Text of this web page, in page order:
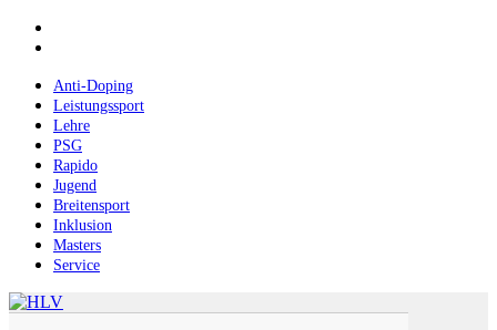
Skip
contentAnti-Doping
Leistungssport
Lehre
PSG
Rapido
Jugend
Breitensport
Inklusion
Masters
Service